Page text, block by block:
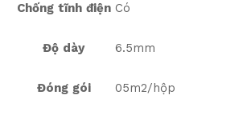
Chống tĩnh điện Có
Độ dày 6.5mm
Đóng gói 05m2/hộp